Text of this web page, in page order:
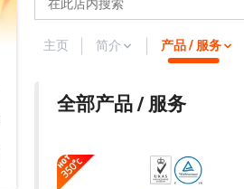
主页 简介 产品 / 服务
全部产品 / 服务